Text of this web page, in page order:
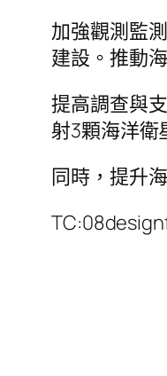
加強觀測監
建設。推動
提高調查與
射3顆海洋衛
同時，提升